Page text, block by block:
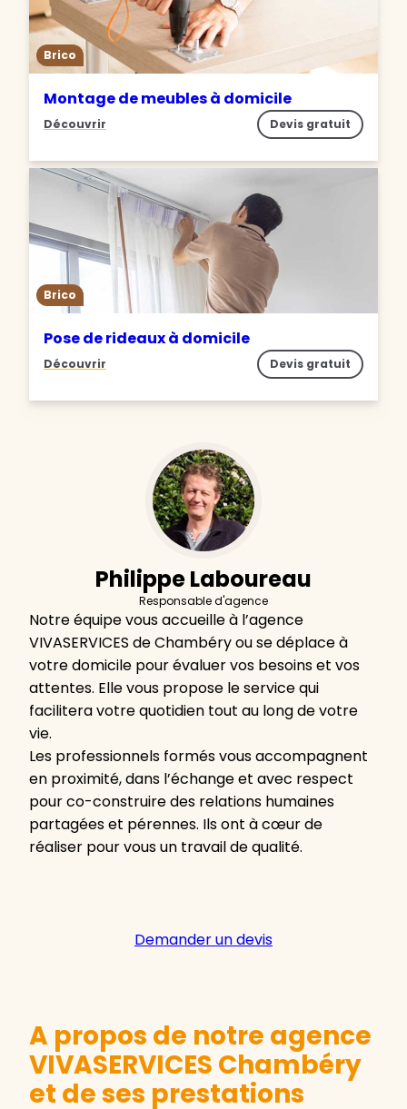
Brico
Montage de meubles à domicile
Découvrir Devis gratuit
Brico
Pose de rideaux à domicile
Découvrir Devis gratuit
Philippe Laboureau
Responsable d'agence
Notre équipe vous accueille à l’agence
VIVASERVICES de Chambéry ou se déplace à
votre domicile pour évaluer vos besoins et vos
attentes. Elle vous propose le service qui
facilitera votre quotidien tout au long de votre
vie.
Les professionnels formés vous accompagnent
en proximité, dans l’échange et avec respect
pour co-construire des relations humaines
partagées et pérennes. Ils ont à cœur de
réaliser pour vous un travail de qualité.
Demander un devis
A propos de notre agence
VIVASERVICES Chambéry
et de ses prestations